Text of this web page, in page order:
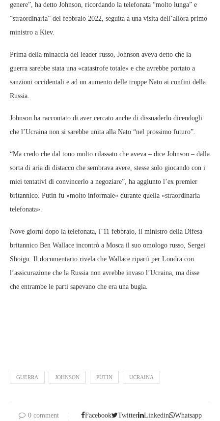
genere”, ha detto Johnson, ricordando la telefonata “molto lunga” e
“straordinaria” del febbraio 2022, seguita a una visita dell’allora primo
ministro a Kiev.
Prima della minaccia del leader russo, Johnson aveva detto che la
guerra sarebbe stata una «catastrofe totale» e che avrebbe portato a
sanzioni occidentali e ad un aumento delle truppe Nato ai confini della
Russia.
Johnson ha raccontato di aver cercato anche di dissuaderlo dicendogli
che l’Ucraina non si sarebbe unita alla Nato “nel prossimo futuro”.
“Ma credo che dal tono molto rilassato che aveva – dice Johnson – dalla
sorta di aria di distacco che sembrava avere, stesse solo giocando con i
miei tentativi di convincerlo a negoziare”, ha aggiunto l’ex premier
britannico. Putin fu «molto informale» durante quella «straordinaria
telefonata».
Nove giorni dopo la telefonata, l’11 febbraio, il ministro della Difesa
britannico Ben Wallace incontrò a Mosca il suo omologo russo, Sergei
Shoigu. Il documentario rivela che Wallace ripartì per Londra con
l’assicurazione che la Russia non avrebbe invaso l’Ucraina, ma disse
che entrambe le parti sapevano che era una bugia.
GUERRA JOHNSON PUTIN UCRAINA
0 comment Facebook Twitter Linkedin Whatsapp